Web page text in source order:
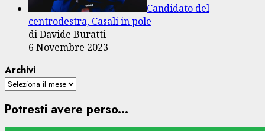
Candidato del
centrodestra, Casali in pole
di Davide Buratti
6 Novembre 2023
Archivi
Potresti avere perso...